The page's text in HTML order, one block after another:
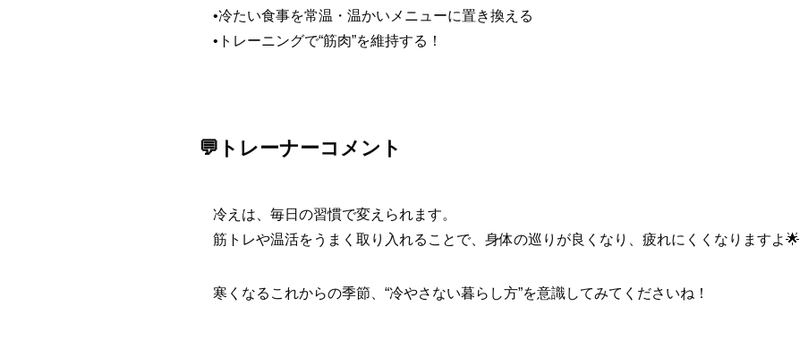
•冷たい食事を常温・温かいメニューに置き換える
•トレーニングで“筋肉”を維持する！
💬トレーナーコメント
冷えは、毎日の習慣で変えられます。
筋トレや温活をうまく取り入れることで、身体の巡りが良くなり、疲れにくくなりますよ🌟
寒くなるこれからの季節、“冷やさない暮らし方”を意識してみてくださいね！